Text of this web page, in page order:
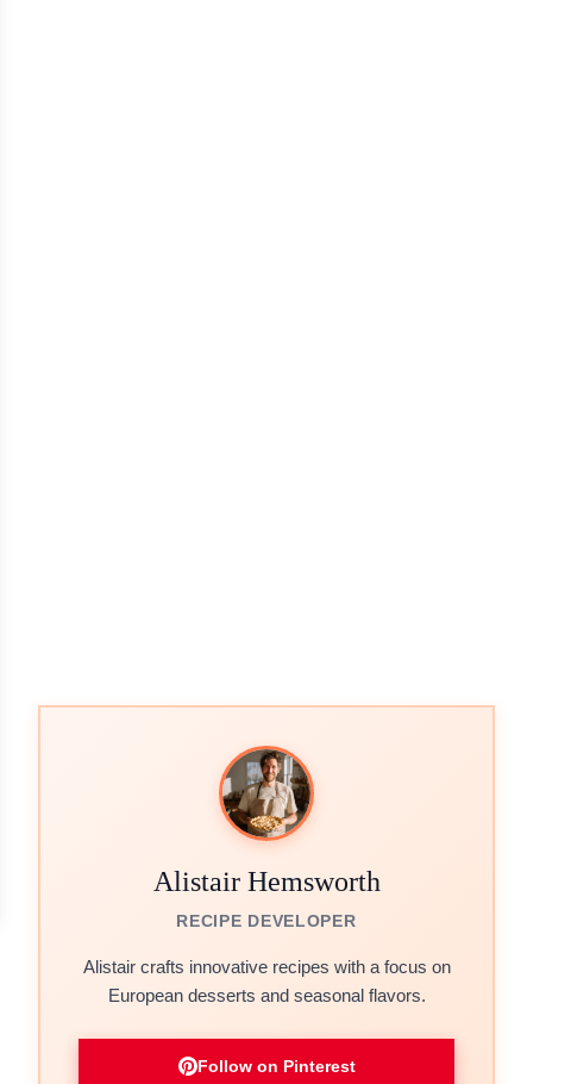
Alistair Hemsworth
RECIPE DEVELOPER
Alistair crafts innovative recipes with a focus on
European desserts and seasonal flavors.
Follow on Pinterest